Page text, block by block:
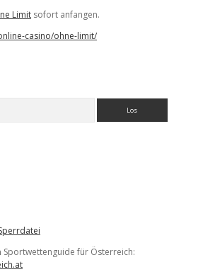
Limit sofort anfangen.
casino/ohne-limit/
Sportwettenguide für Österreich: